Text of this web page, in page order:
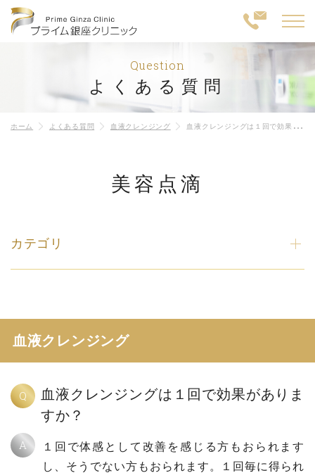
Question
よくある質問
ホーム よくある質問 血液クレンジング 血液クレンジングは１回で効果がありますか？
美容点滴
カテゴリ
血液クレンジング
Q
血液クレンジングは１回で効果がありま
すか？
A
１回で体感として改善を感じる方もおられます
し、そうでない方もおられます。１回毎に得られ